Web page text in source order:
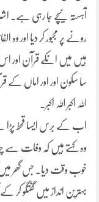
آہستہ نیچے جا رہی ہے۔
رونے پر مجبور کر دیا اور
ہیں میں انکے قرآن اور
سا سکون اور اور اماں کے
اللہ اکبر اللہ اکبر۔
اب کے برس ایسا قحط پڑا
وہ کہتے ہیں کہ وفات سے
خوب وقت دیا۔ جس گھر میں
بہترین انداز میں گفتگو